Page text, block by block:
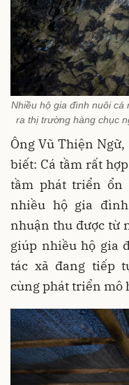
Nhiều hộ gia đình nuôi cá
ra thị trường hàng chục
Ông Vũ Thiện Ngữ,
biết: Cá tầm rất
tầm phát triển ổn
nhiều hộ gia
nhuận thu được từ
giúp nhiều hộ gia
tác xã đang tiếp
cùng phát triển mô